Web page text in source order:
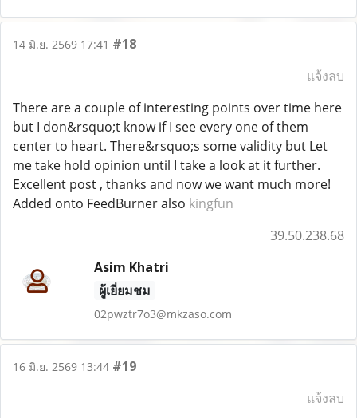
14 มิ.ย. 2569 17:41 #18
แจ้งลบ
There are a couple of interesting points over time here
but I don&rsquo;t know if I see every one of them
center to heart. There&rsquo;s some validity but Let
me take hold opinion until I take a look at it further.
Excellent post , thanks and now we want much more!
Added onto FeedBurner also kingfun
39.50.238.68
Asim Khatri
ผู้เยี่ยมชม
02pwztr7o3@mkzaso.com
16 มิ.ย. 2569 13:44 #19
แจ้งลบ